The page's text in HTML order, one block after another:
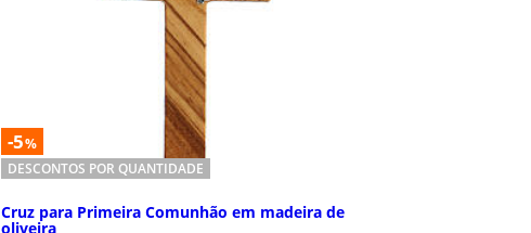
-5%
DESCONTOS POR QUANTIDADE
Cruz para Primeira Comunhão em madeira de
oliveira